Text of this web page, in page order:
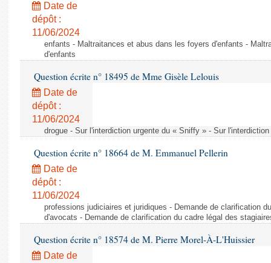
Date de
dépôt :
11/06/2024
enfants - Maltraitances et abus dans les foyers d'enfants -
d'enfants
Question écrite n° 18495 de Mme Gisèle Lelouis
Date de
dépôt :
11/06/2024
drogue - Sur l'interdiction urgente du « Sniffy » - Sur
Question écrite n° 18664 de M. Emmanuel Pellerin
Date de
dépôt :
11/06/2024
professions judiciaires et juridiques - Demande de clarification
d'avocats - Demande de clarification du cadre légal des
Question écrite n° 18574 de M. Pierre Morel-À-L'Huissier
Date de